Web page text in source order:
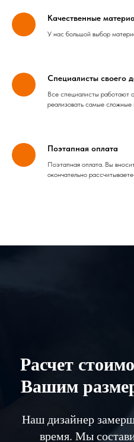
Качественные
У нас большой выбор
Специалисты своего
Все специалисты работают
реализовать самые сложные
Поэтапная оплата
Поэтапная оплата. Вы
окончательно
Расчет
Вашим
Наш дизайнер
время. Мы